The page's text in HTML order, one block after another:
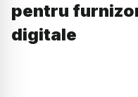
pentru
digitale